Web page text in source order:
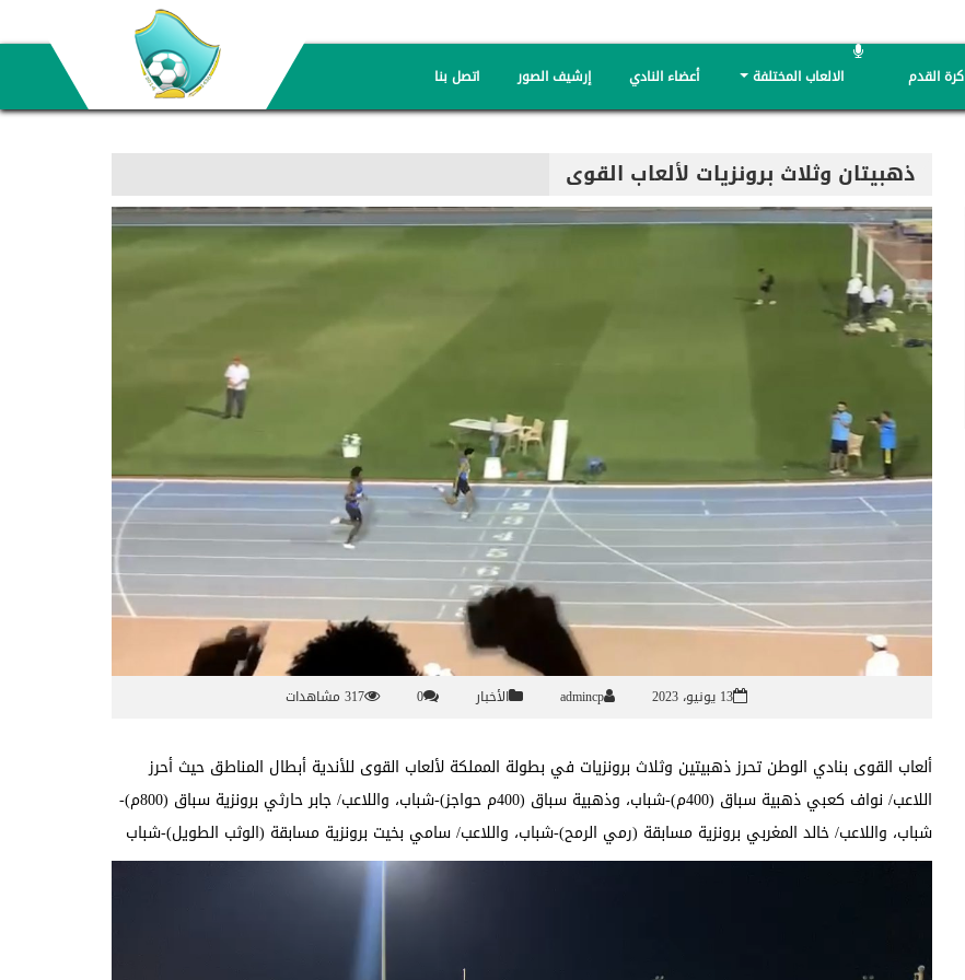
كرة القدم الالعاب المختلفة أعضاء النادي إرشيف الصور اتصل بنا
ذهبيتان وثلاث برونزيات لألعاب القوى
13 يونيو، 2023 admincp الأخبار 0 317 مشاهدات
ألعاب القوى بنادي الوطن تحرز ذهبيتين وثلاث برونزيات في بطولة المملكة لألعاب القوى للأندية أبطال المناطق حيث أحرز
اللاعب/ نواف كعبي ذهبية سباق (400م)-شباب، وذهبية سباق (400م حواجز)-شباب، واللاعب/ جابر حارثي برونزية سباق (800م)-
شباب، واللاعب/ خالد المغربي برونزية مسابقة (رمي الرمح)-شباب، واللاعب/ سامي بخيت برونزية مسابقة (الوثب الطويل)-شباب
مشغل